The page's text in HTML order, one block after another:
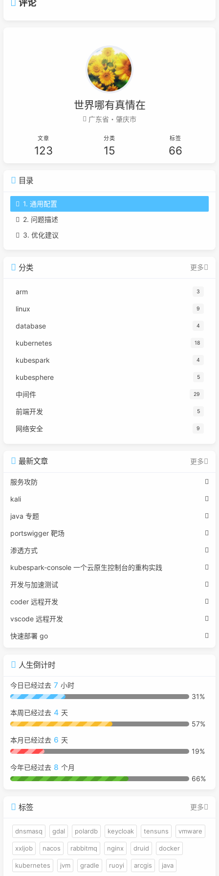
评论
世界哪有真情在
广东省・肇庆市
文章
123
分类
15
标签
66
目录
1. 通用配置
2. 问题描述
3. 优化建议
分类 更多
arm 3
linux 9
database 4
kubernetes 18
kubespark 4
kubesphere 5
中间件 29
前端开发 5
网络安全 9
最新文章 更多
服务攻防
kali
java 专题
portswigger 靶场
渗透方式
kubespark-console 一个云原生控制台的重构实践
开发与加速测试
coder 远程开发
vscode 远程开发
快速部署 go
人生倒计时
今日已经过去 7 小时
31%
本周已经过去 4 天
57%
本月已经过去 6 天
19%
今年已经过去 8 个月
66%
标签 更多
dnsmasq gdal polardb keycloak tensuns vmware
xxljob nacos rabbitmq nginx druid docker
kubernetes jvm gradle ruoyi arcgis java